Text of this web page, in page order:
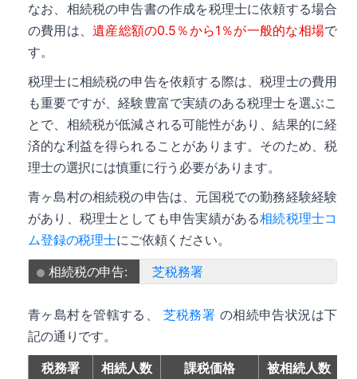
なお、相続税の申告書の作成を税理士に依頼する場合
の費用は、遺産総額の0.5％から1％が一般的な相場で
す。
税理士に相続税の申告を依頼する際は、税理士の費用
も重要ですが、経験豊富で実績のある税理士を選ぶこ
とで、相続税が低減される可能性があり、結果的に経
済的な利益を得られることがあります。そのため、税
理士の選択には慎重に行う必要があります。
青ヶ島村の相続税の申告は、元国税での勤務経験経験
があり、税理士としても申告実績がある相続税理士コ
ム登録の税理士にご依頼ください。
相続税の申告:
芝税務署
青ヶ島村を管轄する、 芝税務署 の相続申告状況は下
記の通りです。
税務署 相続人数 課税価格
被相続人数